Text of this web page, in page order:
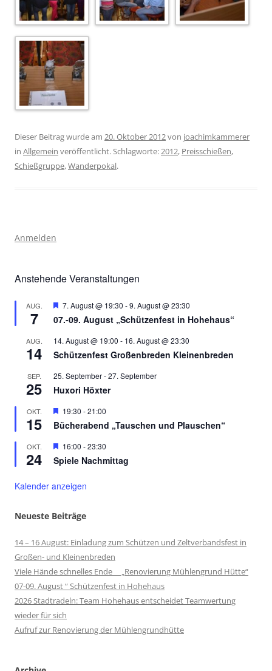
Dieser Beitrag wurde am 20. Oktober 2012von joachimkammerer
in Allgemein veröffentlicht. Schlagworte:2012, Preisschießen,
Schießgruppe,Wanderpokal.
Anmelden
Anstehende Veranstaltungen
AUG.
7
Hervorgehoben
7. August @ 19:30 -9. August @ 23:30
07.-09. August „Schützenfest in Hohehaus“
AUG.
14
14. August @ 19:00 - 16. August @ 23:30
Schützenfest Großenbreden Kleinenbreden
SEP.
25
25. September-27. September
Huxori Höxter
OKT.
15
Hervorgehoben
19:30 -21:00
Bücherabend „Tauschen und Plauschen“
OKT.
24
Hervorgehoben
16:00 -23:30
Spiele Nachmittag
Kalender anzeigen
Neueste Beiträge
14 – 16 August: Einladung zum Schützen und Zeltverbandsfest in
Großen- und Kleinenbreden
Viele Hände schnelles Ende „Renovierung Mühlengrund Hütte“
07-09. August “ Schützenfest in Hohehaus
2026 Stadtradeln: Team Hohehaus entscheidet Teamwertung
wieder für sich
Aufruf zur Renovierung der Mühlengrundhütte